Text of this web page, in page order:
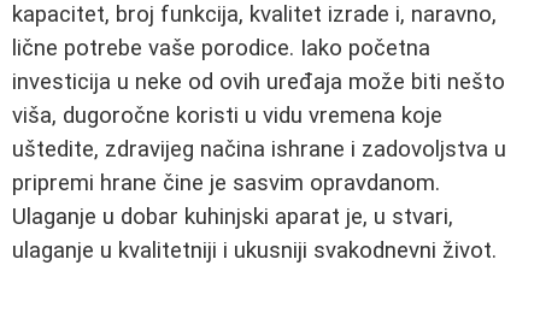
kapacitet, broj funkcija, kvalitet izrade i, naravno,
lične potrebe vaše porodice. Iako početna
investicija u neke od ovih uređaja može biti nešto
viša, dugoročne koristi u vidu vremena koje
uštedite, zdravijeg načina ishrane i zadovoljstva u
pripremi hrane čine je sasvim opravdanom.
Ulaganje u dobar kuhinjski aparat je, u stvari,
ulaganje u kvalitetniji i ukusniji svakodnevni život.